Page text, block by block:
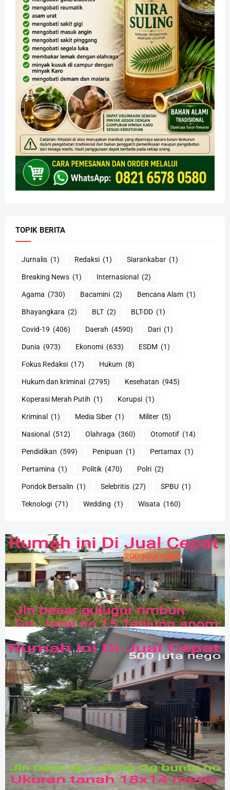
TOPIK BERITA
Jurnalis (1) Redaksi (1) Siarankabar (1)
Breaking News (1) Internasional (2)
Agama (730) Bacamini (2) Bencana Alam (1)
Bhayangkara (2) BLT (2) BLT-DD (1)
Covid-19 (406) Daerah (4590) Dari (1)
Dunia (973) Ekonomi (633) ESDM (1)
Fokus Redaksi (17) Hukum (8)
Hukum dan kriminal (2795) Kesehatan (945)
Koperasi Merah Putih (1) Korupsi (1)
Kriminal (1) Media Siber (1) Militer (5)
Nasional (512) Olahraga (360) Otomotif (14)
Pendidikan (599) Penipuan (1) Pertamax (1)
Pertamina (1) Politik (470) Polri (2)
Pondok Bersalin (1) Selebritis (27) SPBU (1)
Teknologi (71) Wedding (1) Wisata (160)